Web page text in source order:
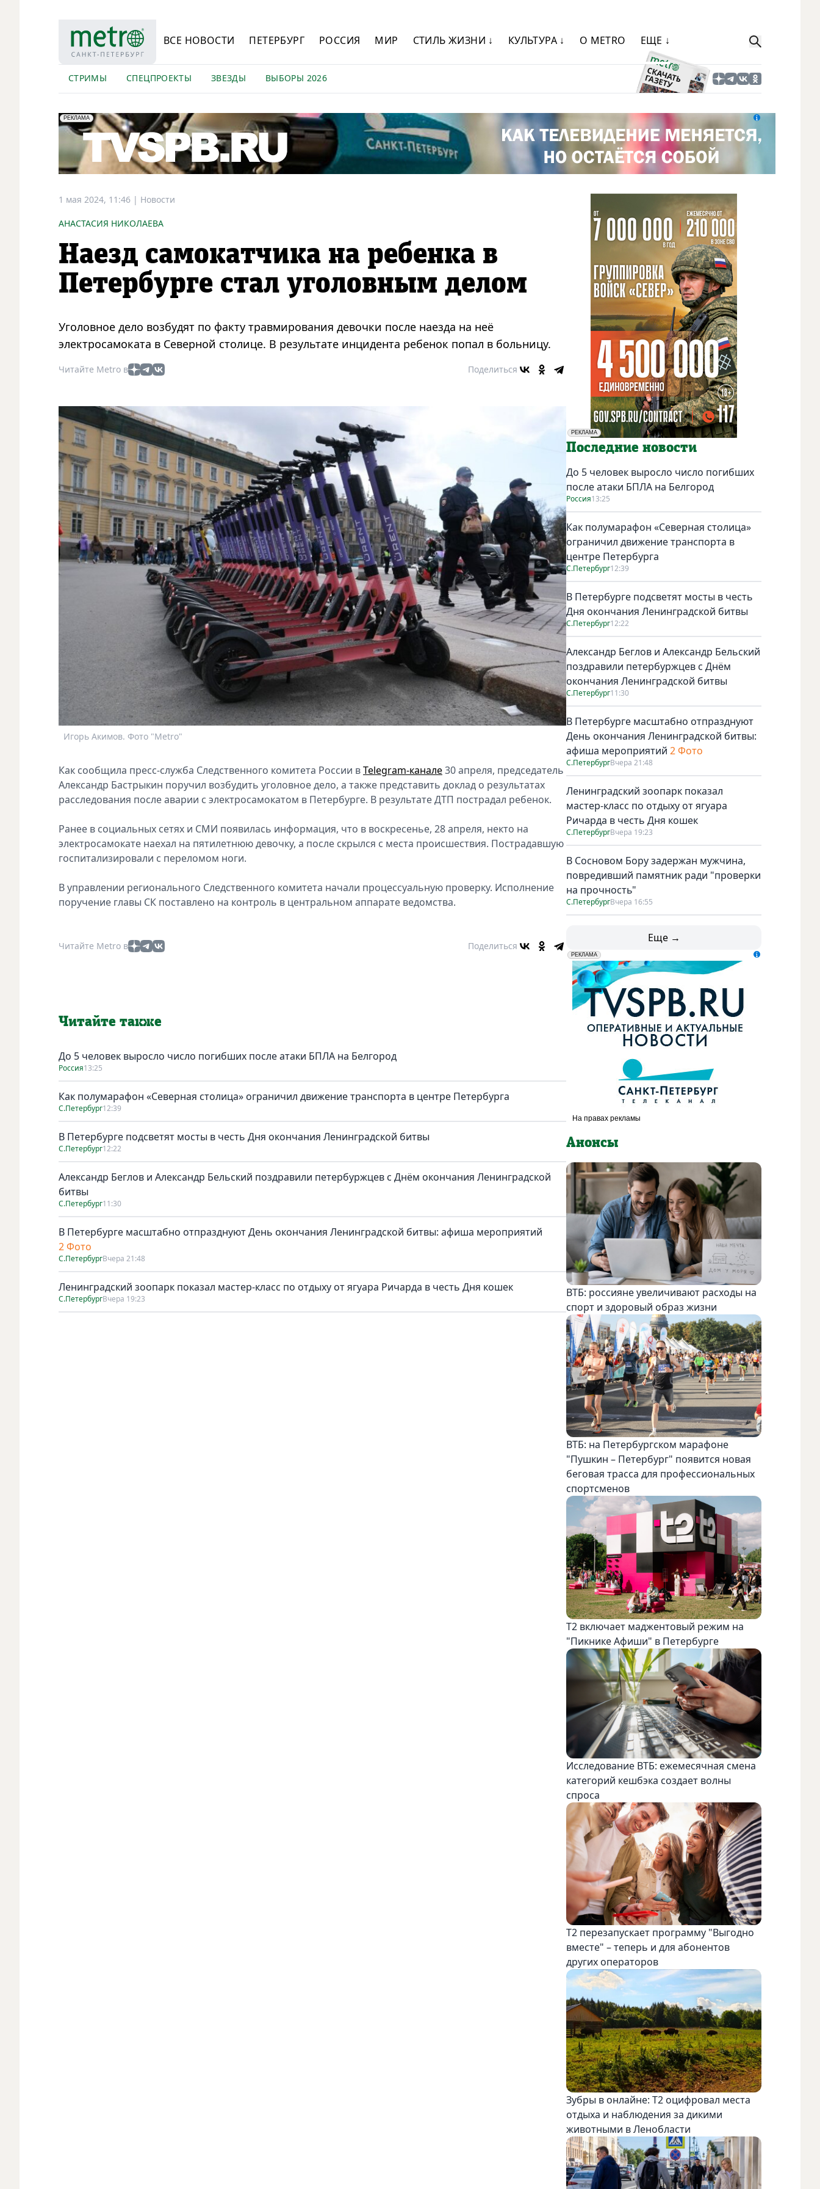
ВСЕ НОВОСТИ ПЕТЕРБУРГ РОССИЯ МИР СТИЛЬ ЖИЗНИ ↓ КУЛЬТУРА ↓ О METRO ЕЩЕ ↓
СТРИМЫ СПЕЦПРОЕКТЫ ЗВЕЗДЫ ВЫБОРЫ 2026
erid: LdtCK5Efv
РЕКЛАМА
АО "ГАТР", ИНН: 7841320717
1 мая 2024, 11:46 | Новости
АНАСТАСИЯ НИКОЛАЕВА
Наезд самокатчика на ребенка в
Петербурге стал уголовным делом
Уголовное дело возбудят по факту травмирования девочки после наезда на неё
электросамоката в Северной столице. В результате инцидента ребенок попал в больницу.
Читайте Metro в Поделиться
Игорь Акимов. Фото "Metro"
Как сообщила пресс-служба Следственного комитета России вTelegram-канале30 апреля, председатель
Александр Бастрыкин поручил возбудить уголовное дело, а также представить доклад о результатах
расследования после аварии с электросамокатом в Петербурге. В результате ДТП пострадал ребенок.
Ранее в социальных сетях и СМИ появилась информация, что в воскресенье, 28 апреля, некто на
электросамокате наехал на пятилетнюю девочку, а после скрылся с места происшествия. Пострадавшую
госпитализировали с переломом ноги.
В управлении регионального Следственного комитета начали процессуальную проверку. Исполнение
поручение главы СК поставлено на контроль в центральном аппарате ведомства.
Читайте Metro в Поделиться
Читайте также
До 5 человек выросло число погибших после атаки БПЛА на Белгород
Россия13:25
Как полумарафон «Северная столица» ограничил движение транспорта в центре Петербурга
С.Петербург12:39
В Петербурге подсветят мосты в честь Дня окончания Ленинградской битвы
С.Петербург12:22
Александр Беглов и Александр Бельский поздравили петербуржцев с Днём окончания Ленинградской
битвы
С.Петербург11:30
В Петербурге масштабно отпразднуют День окончания Ленинградской битвы: афиша мероприятий
2 Фото
С.ПетербургВчера 21:48
Ленинградский зоопарк показал мастер-класс по отдыху от ягуара Ричарда в честь Дня кошек
С.ПетербургВчера 19:23
РЕКЛАМА
Социальная реклама
Последние новости
До 5 человек выросло число погибших
после атаки БПЛА на Белгород
Россия13:25
Как полумарафон «Северная столица»
ограничил движение транспорта в
центре Петербурга
С.Петербург12:39
В Петербурге подсветят мосты в честь
Дня окончания Ленинградской битвы
С.Петербург12:22
Александр Беглов и Александр Бельский
поздравили петербуржцев с Днём
окончания Ленинградской битвы
С.Петербург11:30
В Петербурге масштабно отпразднуют
День окончания Ленинградской битвы:
афиша мероприятий 2 Фото
С.ПетербургВчера 21:48
Ленинградский зоопарк показал
мастер-класс по отдыху от ягуара
Ричарда в честь Дня кошек
С.ПетербургВчера 19:23
В Сосновом Бору задержан мужчина,
повредивший памятник ради "проверки
на прочность"
С.ПетербургВчера 16:55
Еще →
erid: LdtCK5udn
РЕКЛАМА
АО "ГАТР", ИНН: 7841320717
Анонсы
ВТБ: россияне увеличивают расходы на
спорт и здоровый образ жизни
ВТБ: на Петербургском марафоне
"Пушкин – Петербург" появится новая
беговая трасса для профессиональных
спортсменов
Т2 включает маджентовый режим на
"Пикнике Афиши" в Петербурге
Исследование ВТБ: ежемесячная смена
категорий кешбэка создает волны
спроса
Т2 перезапускает программу "Выгодно
вместе" – теперь и для абонентов
других операторов
Зубры в онлайне: Т2 оцифровал места
отдыха и наблюдения за дикими
животными в Ленобласти